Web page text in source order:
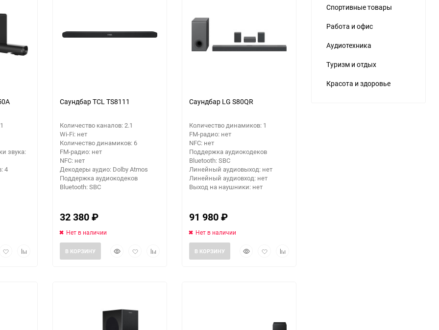
звука:
4
ДобавитьДобавить
Саундбар TCL TS8111
Количество каналов: 2.1
Wi-Fi: нет
Количество динамиков: 6
FM-радио: нет
NFC: нет
Декодеры аудио: Dolby Atmos
Поддержка аудиокодеков
Bluetooth: SBC
32 380₽
Нет в наличии
БыстрыйДобавитьДобавить
В КОРЗИНУ
еще 4 фото
Саундбар LG S80QR
Количество динамиков: 1
FM-радио: нет
NFC: нет
Поддержка аудиокодеков
Bluetooth: SBC
Линейный аудиовыход: нет
Линейный аудиовход: нет
Выход на наушники: нет
91 980₽
Нет в наличии
БыстрыйДобавитьДобавить
В КОРЗИНУ
Спортивные товары
Работа и офис
Аудиотехника
Туризм и отдых
Красота и здоровье